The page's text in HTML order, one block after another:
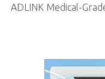
ADLINK Medical-